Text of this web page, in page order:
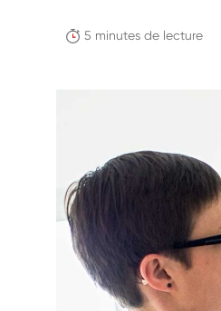
5 minutes de lecture